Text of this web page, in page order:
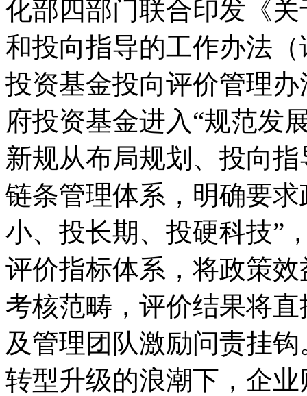
化部四部门联合印发《
和投向指导的工作办法
投资基金投向评价管理
府投资基金进入“规范发
新规从布局规划、投向
链条管理体系，明确要
小、投长期、投硬科技”
评价指标体系，将政策
考核范畴，评价结果将
及管理团队激励问责挂
转型升级的浪潮下，企